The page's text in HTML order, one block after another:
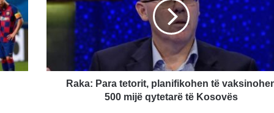
planifikohen
vaksinohen
qytetarë
Raka: Para tetorit, planifikohen të
500 mijë qytetarë të Kosovës